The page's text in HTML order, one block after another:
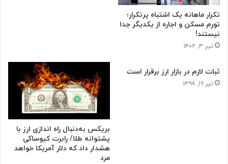
تکرار ماهانه یک اشتباه پرتکرار؛
تورم مسکن و اجاره از یکدیگر جدا
نیستند!
تیر ۳, ۱۴۰۲
ثبات لازم در بازار ارز برقرار است
تیر ۱۹, ۱۳۹۸
بریکس به‌دنبال راه اندازی ارز با
پشتوانه طلا/ رابرت کیوساکی
هشدار داد که دلار آمریکا خواهد
مرد